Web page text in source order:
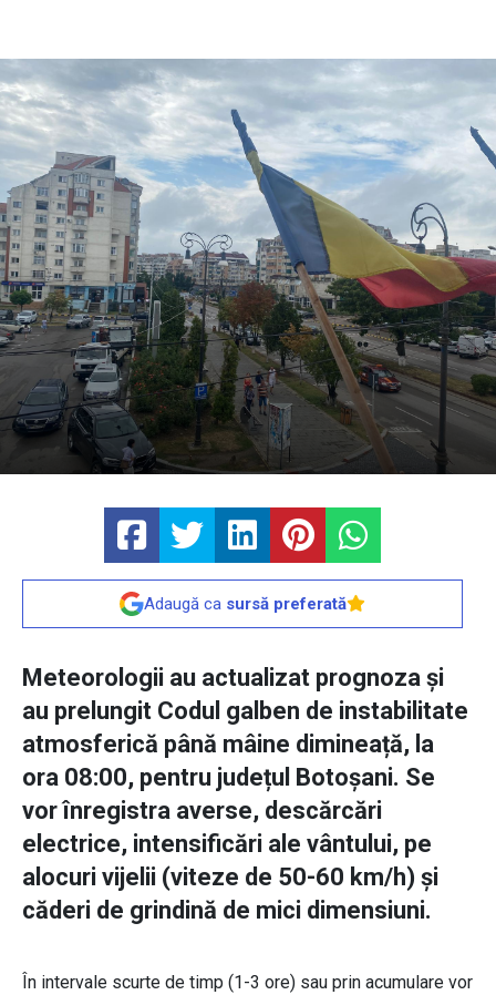
Adaugă ca sursă preferată
Meteorologii au actualizat prognoza și
au prelungit Codul galben de instabilitate
atmosferică până mâine dimineață, la
ora 08:00, pentru județul Botoșani. Se
vor înregistra averse, descărcări
electrice, intensificări ale vântului, pe
alocuri vijelii (viteze de 50-60 km/h) și
căderi de grindină de mici dimensiuni.
În intervale scurte de timp (1-3 ore) sau prin acumulare vor